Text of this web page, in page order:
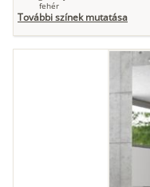
fehér
További színek mutatása